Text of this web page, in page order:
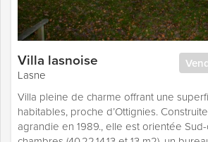
Villa lasnoise
Lasne
Villa pleine de charme offrant une
habitables, proche d’Ottignies.
agrandie en 1989., elle est orientée